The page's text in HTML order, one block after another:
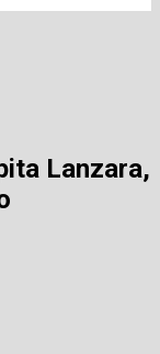
Lanzara,